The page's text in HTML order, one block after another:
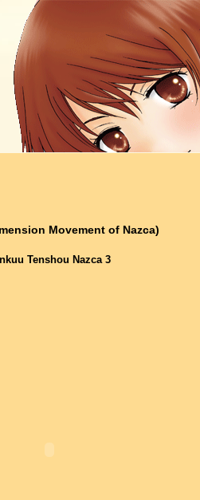
Movement of Nazca)
Tenshou Nazca 3